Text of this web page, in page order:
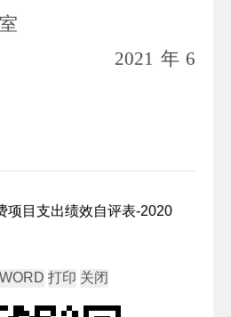
2021年6
项目支出绩效自评表-2020